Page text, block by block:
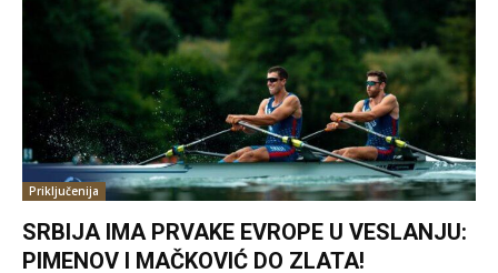
Priključenija
SRBIJA IMA PRVAKE EVROPE U VESLANJU:
PIMENOV I MAČKOVIĆ DO ZLATA!